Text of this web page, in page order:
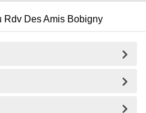
Rdv Des Amis Bobigny